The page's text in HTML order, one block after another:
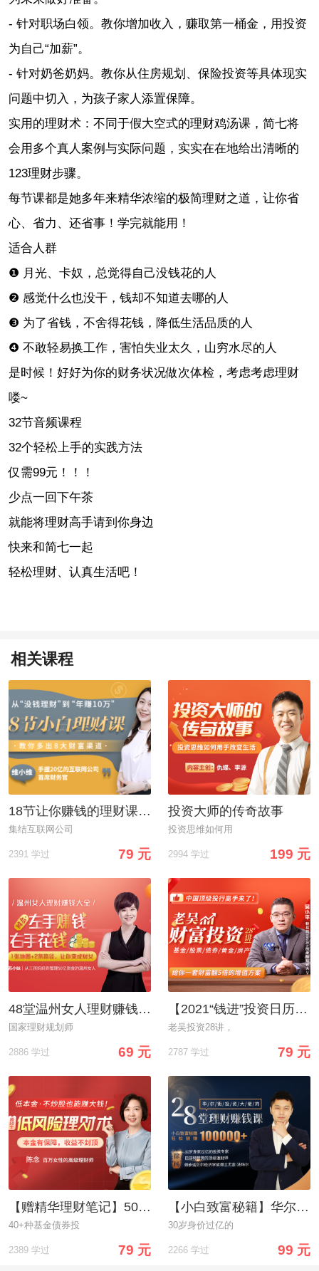
- 针对职场白领。教你增加收入，赚取第一桶金，用投资
为自己“加薪”。
- 针对奶爸奶妈。教你从住房规划、保险投资等具体现实
问题中切入，为孩子家人添置保障。
实用的理财术：不同于假大空式的理财鸡汤课，简七将
会用多个真人案例与实际问题，实实在在地给出清晰的
123理财步骤。
每节课都是她多年来精华浓缩的极简理财之道，让你省
心、省力、还省事！学完就能用！
适合人群
❶ 月光、卡奴，总觉得自己没钱花的人
❷ 感觉什么也没干，钱却不知道去哪的人
❸ 为了省钱，不舍得花钱，降低生活品质的人
❹ 不敢轻易换工作，害怕失业太久，山穷水尽的人
是时候！好好为你的财务状况做次体检，考虑考虑理财
喽~
32节音频课程
32个轻松上手的实践方法
仅需99元！！！
少点一回下午茶
就能将理财高手请到你身边
快来和简七一起
轻松理财、认真生活吧！
相关课程
18节让你赚钱的理财课：让你从“没钱理财”到“年收益10万”
集结互联网公司
2391 学过 79 元
投资大师的传奇故事
投资思维如何用
2994 学过 199 元
48堂温州女人理财赚钱大全：教你管钱、花钱、赚钱，变身“财女”!
国家理财规划师
2886 学过 69 元
【2021“钱进”投资日历】跟中国顶级投资大佬学理财，28天学会花对钱，用钱生钱
老吴投资28讲，
2787 学过 79 元
【赠精华理财笔记】50个清华财女的低风险理财大全，每天10分钟，理出一套学区房！
40+种基金债券投
2389 学过 79 元
【小白致富秘籍】华尔街投资大佬的28堂理财赚钱课
30岁身价过亿的
2266 学过 99 元